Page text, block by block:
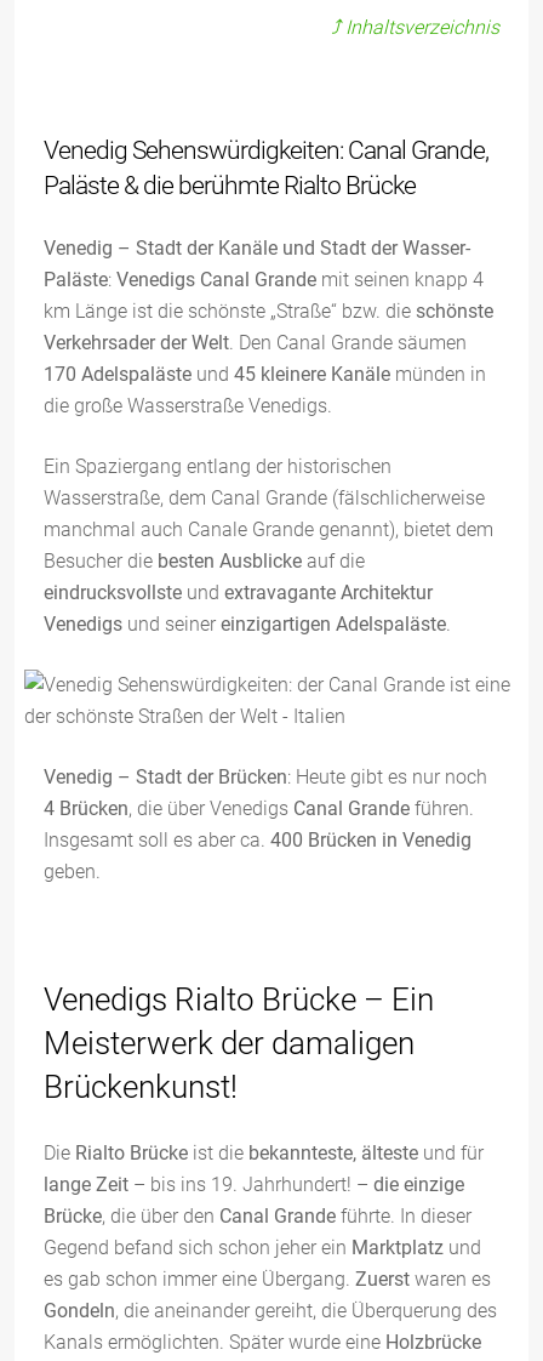
⤴️ Inhaltsverzeichnis
Venedig Sehenswürdigkeiten: Canal Grande,
Paläste & die berühmte Rialto Brücke
Venedig – Stadt der Kanäle und Stadt der Wasser-
Paläste: Venedigs Canal Grande mit seinen knapp 4
km Länge ist die schönste „Straße“ bzw. die schönste
Verkehrsader der Welt. Den Canal Grande säumen
170 Adelspaläste und 45 kleinere Kanäle münden in
die große Wasserstraße Venedigs.
Ein Spaziergang entlang der historischen
Wasserstraße, dem Canal Grande (fälschlicherweise
manchmal auch Canale Grande genannt), bietet dem
Besucher die besten Ausblicke auf die
eindrucksvollste und extravagante Architektur
Venedigs und seiner einzigartigen Adelspaläste.
Venedig – Stadt der Brücken: Heute gibt es nur noch
4 Brücken, die über Venedigs Canal Grande führen.
Insgesamt soll es aber ca. 400 Brücken in Venedig
geben.
Venedigs Rialto Brücke – Ein
Meisterwerk der damaligen
Brückenkunst!
Die Rialto Brücke ist die bekannteste, älteste und für
lange Zeit – bis ins 19. Jahrhundert! – die einzige
Brücke, die über den Canal Grande führte. In dieser
Gegend befand sich schon jeher ein Marktplatz und
es gab schon immer eine Übergang. Zuerst waren es
Gondeln, die aneinander gereiht, die Überquerung des
Kanals ermöglichten. Später wurde eine Holzbrücke